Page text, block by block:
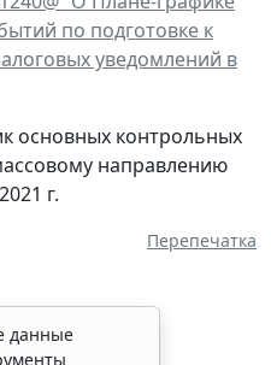
по подготовке к
уведомлений в
основных контрольных
направлению
г.
Перепечатка
данные